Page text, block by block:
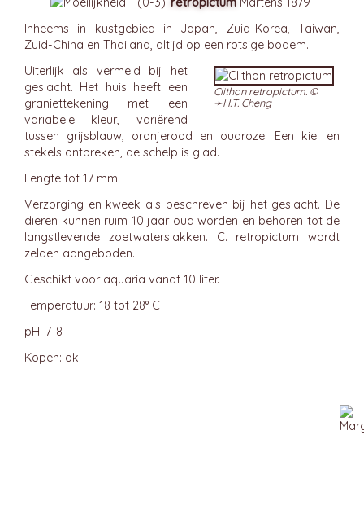
Inheems in kustgebied in Japan, Zuid-Korea, Taiwan,
Zuid-China en Thailand, altijd op een rotsige bodem.
Clithon retropictum. ©
➛H.T. Cheng
Uiterlijk als vermeld bij het
geslacht. Het huis heeft een
graniettekening met een
variabele kleur, variërend
tussen grijsblauw, oranjerood en oudroze. Een kiel en
stekels ontbreken, de schelp is glad.
Lengte tot 17 mm.
Verzorging en kweek als beschreven bij het geslacht. De
dieren kunnen ruim 10 jaar oud worden en behoren tot de
langstlevende zoetwaterslakken. C. retropictum wordt
zelden aangeboden.
Geschikt voor aquaria vanaf 10 liter.
Temperatuur: 18 tot 28° C
pH: 7-8
Kopen: ok.